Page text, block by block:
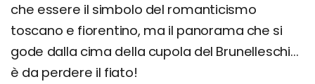
che essere il simbolo del romanticismo
toscano e fiorentino, ma il panorama che si
gode dalla cima della cupola del Brunelleschi...
è da perdere il fiato!